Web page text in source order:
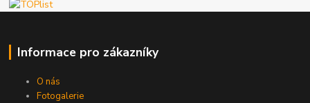
Informace pro zákazníky
O nás
Fotogalerie